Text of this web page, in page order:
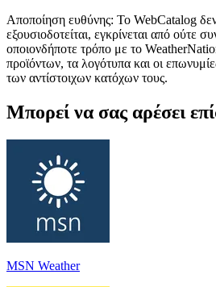
Αποποίηση ευθύνης: Το WebCatalog δεν
εξουσιοδοτείται, εγκρίνεται από ούτε
οποιονδήποτε τρόπο με το
προϊόντων, τα λογότυπα και οι
των αντίστοιχων κατόχων τους.
Μπορεί να σας αρέσει
MSN Weather